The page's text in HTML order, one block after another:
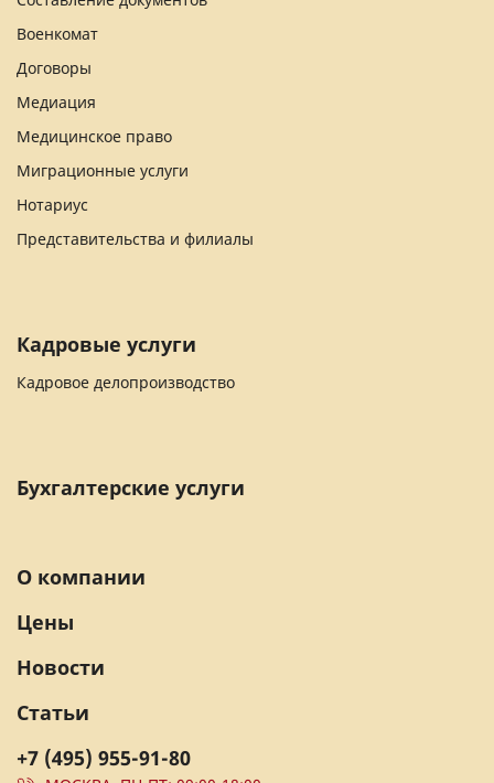
Военкомат
Договоры
Медиация
Медицинское право
Миграционные услуги
Нотариус
Представительства и филиалы
Кадровые услуги
Кадровое делопроизводство
Бухгалтерские услуги
+7 (495) 955-91-80
О компании
Цены
Новости
Статьи